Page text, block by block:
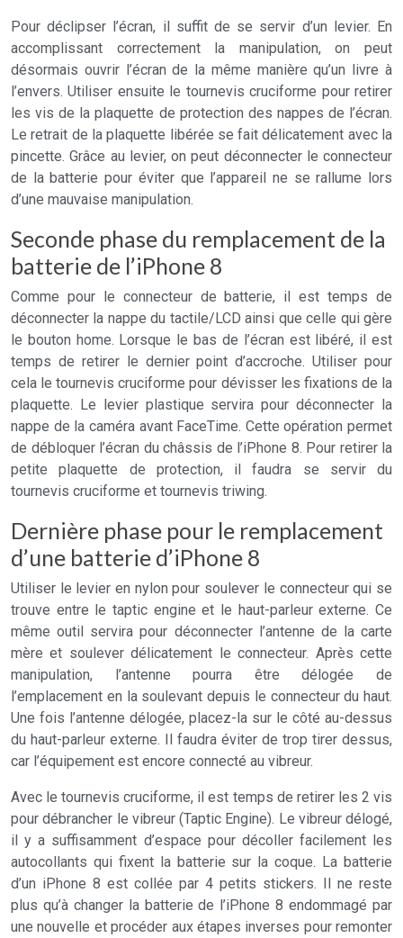
Pour déclipser l’écran, il suffit de se servir d’un levier. En
accomplissant correctement la manipulation, on peut
désormais ouvrir l’écran de la même manière qu’un livre à
l’envers. Utiliser ensuite le tournevis cruciforme pour retirer
les vis de la plaquette de protection des nappes de l’écran.
Le retrait de la plaquette libérée se fait délicatement avec la
pincette. Grâce au levier, on peut déconnecter le connecteur
de la batterie pour éviter que l’appareil ne se rallume lors
d’une mauvaise manipulation.
Seconde phase du remplacement de la
batterie de l’iPhone 8
Comme pour le connecteur de batterie, il est temps de
déconnecter la nappe du tactile/LCD ainsi que celle qui gère
le bouton home. Lorsque le bas de l’écran est libéré, il est
temps de retirer le dernier point d’accroche. Utiliser pour
cela le tournevis cruciforme pour dévisser les fixations de la
plaquette. Le levier plastique servira pour déconnecter la
nappe de la caméra avant FaceTime. Cette opération permet
de débloquer l’écran du châssis de l’iPhone 8. Pour retirer la
petite plaquette de protection, il faudra se servir du
tournevis cruciforme et tournevis triwing.
Dernière phase pour le remplacement
d’une batterie d’iPhone 8
Utiliser le levier en nylon pour soulever le connecteur qui se
trouve entre le taptic engine et le haut-parleur externe. Ce
même outil servira pour déconnecter l’antenne de la carte
mère et soulever délicatement le connecteur. Après cette
manipulation, l’antenne pourra être délogée de
l’emplacement en la soulevant depuis le connecteur du haut.
Une fois l’antenne délogée, placez-la sur le côté au-dessus
du haut-parleur externe. Il faudra éviter de trop tirer dessus,
car l’équipement est encore connecté au vibreur.
Avec le tournevis cruciforme, il est temps de retirer les 2 vis
pour débrancher le vibreur (Taptic Engine). Le vibreur délogé,
il y a suffisamment d’espace pour décoller facilement les
autocollants qui fixent la batterie sur la coque. La batterie
d’un iPhone 8 est collée par 4 petits stickers. Il ne reste
plus qu’à changer la batterie de l’iPhone 8 endommagé par
une nouvelle et procéder aux étapes inverses pour remonter